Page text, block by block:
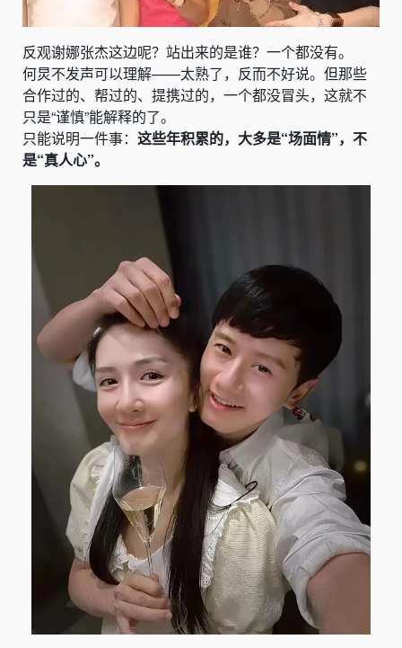
反观谢娜张杰这边呢？站出来的是谁？一个都没有。
何炅不发声可以理解——太熟了，反而不好说。但那些
合作过的、帮过的、提携过的，一个都没冒头，这就不
只是“谨慎”能解释的了。
只能说明一件事： 这些年积累的，大多是“场面情”，不
是“真人心”。